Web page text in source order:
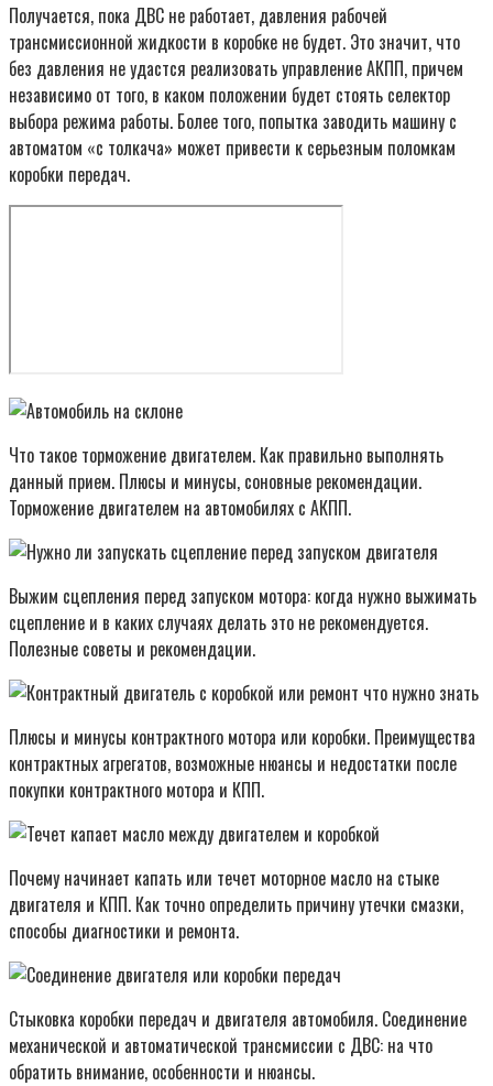
Получается, пока ДВС не работает, давления рабочей
трансмиссионной жидкости в коробке не будет. Это значит, что
без давления не удастся реализовать управление АКПП, причем
независимо от того, в каком положении будет стоять селектор
выбора режима работы. Более того, попытка заводить машину с
автоматом «с толкача» может привести к серьезным поломкам
коробки передач.
Что такое торможение двигателем. Как правильно выполнять
данный прием. Плюсы и минусы, соновные рекомендации.
Торможение двигателем на автомобилях с АКПП.
Выжим сцепления перед запуском мотора: когда нужно выжимать
сцепление и в каких случаях делать это не рекомендуется.
Полезные советы и рекомендации.
Плюсы и минусы контрактного мотора или коробки. Преимущества
контрактных агрегатов, возможные нюансы и недостатки после
покупки контрактного мотора и КПП.
Почему начинает капать или течет моторное масло на стыке
двигателя и КПП. Как точно определить причину утечки смазки,
способы диагностики и ремонта.
Стыковка коробки передач и двигателя автомобиля. Соединение
механической и автоматической трансмиссии с ДВС: на что
обратить внимание, особенности и нюансы.